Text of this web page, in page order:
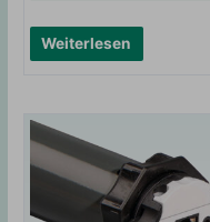
Weiterlesen